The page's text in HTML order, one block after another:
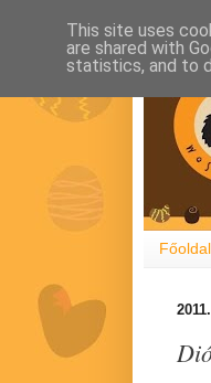
Főoldal
This site uses
are shared with
statistics, and to